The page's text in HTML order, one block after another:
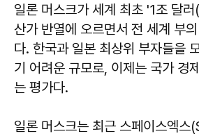
일론 머스크가 세계 최초 '1조 달
산가 반열에 오르면서 전 세계 부
다. 한국과 일본 최상위 부자들을
기 어려운 규모로, 이제는 국가 경
는 평가다.
일론 머스크는 최근 스페이스엑